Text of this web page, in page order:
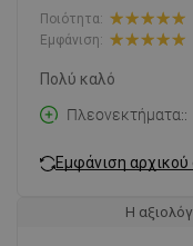
Ποιότητα:
Εμφάνιση:
Πολύ καλό
Πλεονεκτήματα:
Εμφάνιση αρχικού
Η